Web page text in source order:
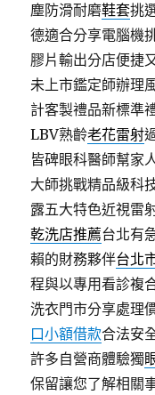
塵防滑耐磨鞋套挑
德適合分享電腦機
膠片輸出分店便捷
未上市鑑定師辦理
計客製禮品新標準
LBV熟齡老花雷射
皆碑眼科醫師幫家
大師挑戰精品級科
露五大特色近視雷
乾洗店推薦台北有
賴的財務夥伴台北
程與以專用看診複
洗衣門市分享處理
口小額借款合法安
許多自營商體驗獨
保留讓您了解相關